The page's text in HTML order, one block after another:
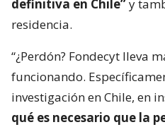
definitiva en Chile”y
residencia.
“¿Perdón? Fondecyt lleva
funcionando.
investigación en Chile, en
qué es necesario que la